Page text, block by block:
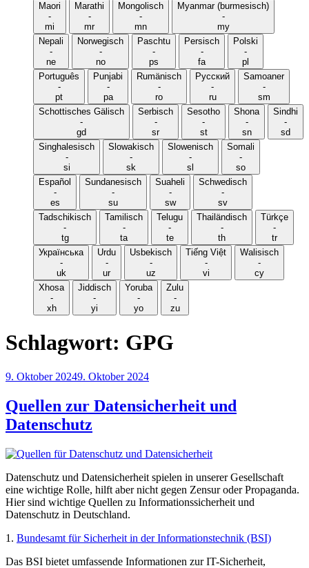
Maori
-
mi
Marathi
-
mr
Mongolisch
-
mn
Myanmar (burmesisch)
-
my
Nepali
-
ne
Norwegisch
-
no
Paschtu
-
ps
Persisch
-
fa
Polski
-
pl
Português
-
pt
Punjabi
-
pa
Rumänisch
-
ro
Русский
-
ru
Samoaner
-
sm
Schottisches Gälisch
-
gd
Serbisch
-
sr
Sesotho
-
st
Shona
-
sn
Sindhi
-
sd
Singhalesisch
-
si
Slowakisch
-
sk
Slowenisch
-
sl
Somali
-
so
Español
-
es
Sundanesisch
-
su
Suaheli
-
sw
Schwedisch
-
sv
Tadschikisch
-
tg
Tamilisch
-
ta
Telugu
-
te
Thailändisch
-
th
Türkçe
-
tr
Українська
-
uk
Urdu
-
ur
Usbekisch
-
uz
Tiếng Việt
-
vi
Walisisch
-
cy
Xhosa
-
xh
Jiddisch
-
yi
Yoruba
-
yo
Zulu
-
zu
Schlagwort: GPG
Veröffentlicht
9. Oktober 20249. Oktober 2024
Quellen zur Datensicherheit und
Datenschutz
Datenschutz und Datensicherheit spielen in unserer Gesellschaft
eine wichtige Rolle, hilft aber nicht gegen Zensur oder Propaganda.
Hier sind wichtige Quellen zu Informationssicherheit und
Datenschutz in Deutschland.
1. Bundesamt für Sicherheit in der Informationstechnik (BSI)
Das BSI bietet umfassende Informationen zur IT-Sicherheit,